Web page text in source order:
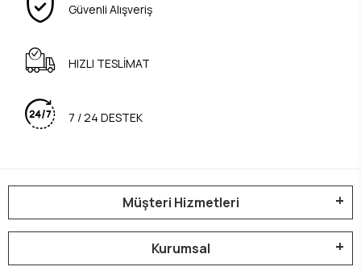
Güvenli Alışveriş
HIZLI TESLİMAT
7 / 24 DESTEK
Müşteri Hizmetleri
Kurumsal